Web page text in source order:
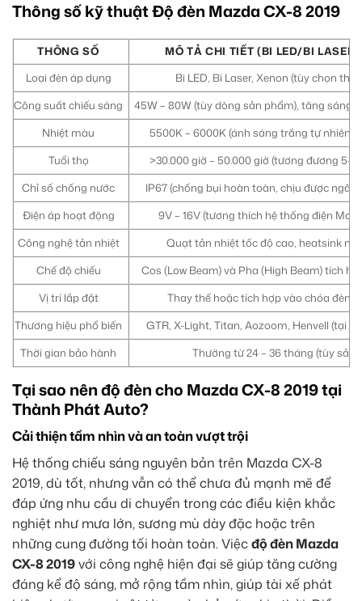
Thông số kỹ thuật Độ đèn Mazda CX-8 2019
THÔNG SỐ
MÔ TẢ CHI TIẾT (BI LED/BI LASER
Loại đèn áp dụng
Bi LED, Bi Laser, Xenon (tùy chọn
Công suất chiếu sáng
45W – 80W (tùy dòng sản phẩm), tăng sáng
Nhiệt màu
5500K – 6000K (ánh sáng trắng tự nhiên,
Tuổi thọ
>30.000 giờ – 50.000 giờ (tương đương 5-
Chỉ số chống nước
IP67 (chống bụi hoàn toàn, chịu được
Điện áp hoạt động
9V – 16V (tương thích hệ thống điện
Công nghệ tản nhiệt
Quạt tản nhiệt tốc độ cao, heatsink
Chế độ chiếu
Cos (Low Beam) và Pha (High Beam) tích
Vị trí lắp đặt
Thay thế hoặc tích hợp vào chóa đèn
Thương hiệu phổ biến
GTR, X-Light, Titan, Aozoom, Henvell (tại
Thời gian bảo hành
Thường từ 24 – 36 tháng (tùy sản
Tại sao nên độ đèn cho Mazda CX-8 2019 tại
Thành Phát Auto?
Cải thiện tầm nhìn và an toàn vượt trội
Hệ thống chiếu sáng nguyên bản trên Mazda CX-8
2019, dù tốt, nhưng vẫn có thể chưa đủ mạnh mẽ để
đáp ứng nhu cầu di chuyển trong các điều kiện khắc
nghiệt như mưa lớn, sương mù dày đặc hoặc trên
những cung đường tối hoàn toàn. Việcđộ đèn Mazda
CX-8 2019với công nghệ hiện đại sẽ giúp tăng cường
đáng kể độ sáng, mở rộng tầm nhìn, giúp tài xế phát